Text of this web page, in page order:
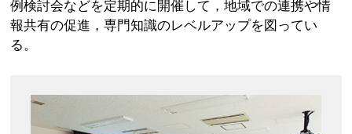
例検討会などを定期的に開催して，地域での連携や情
報共有の促進，専門知識のレベルアップを図ってい
る。